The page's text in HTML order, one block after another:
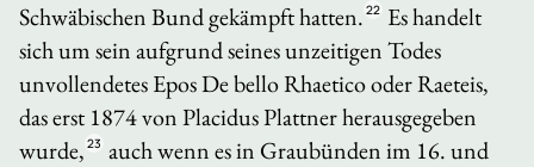
Schwäbischen Bund gekämpft hatten. 22 Es handelt
sich um sein aufgrund seines unzeitigen Todes
unvollendetes EposDe bello RhaeticooderRaeteis,
das erst 1874 von Placidus Plattner herausgegeben
wurde, 23 auch wenn es in Graubünden im 16. und